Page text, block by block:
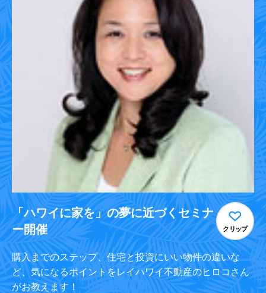
「ハワイに家を」の夢に近づくセミナ
ー開催
クリップ
購入までのステップ、住宅と投資にいい物件の違いな
ど、気になるポイントをレイハワイ不動産のヒロコさん
がお教えます！